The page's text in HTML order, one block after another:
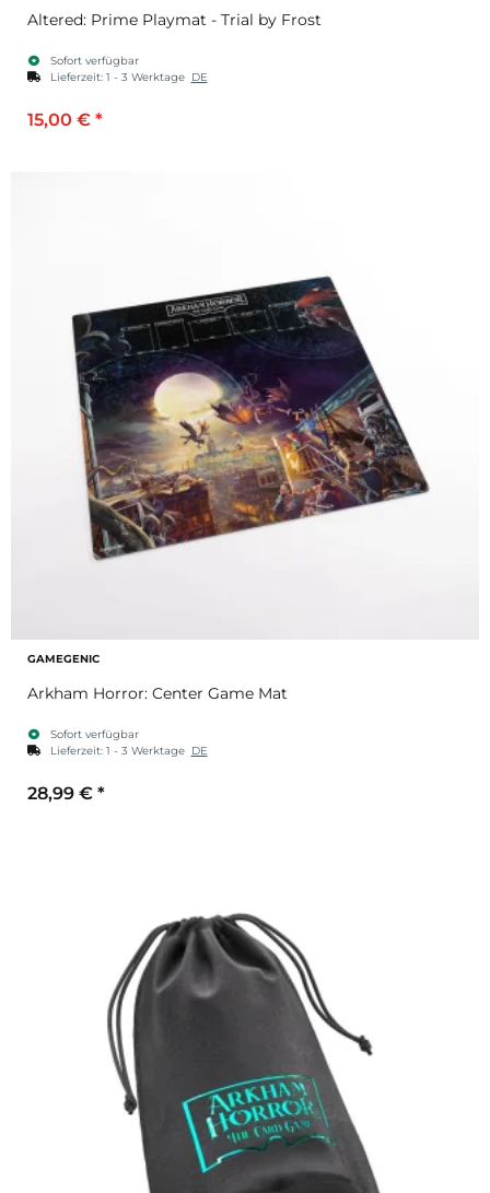
Altered: Prime Playmat - Trial by Frost
Sofort verfügbar
Lieferzeit: 1 - 3 Werktage DE
15,00 € *
GAMEGENIC
Arkham Horror: Center Game Mat
Sofort verfügbar
Lieferzeit: 1 - 3 Werktage DE
28,99 € *